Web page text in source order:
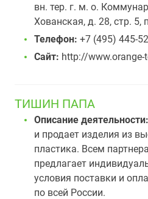
вн. тер. г. м. о.
Хованская, д. 28, стр.
Телефон: +7 (495) 445-
Сайт: http://www.orange-
ТИШИН ПАПА
Описание деятельности:
и продает изделия из
пластика. Всем
предлагает
условия поставки и
по всей России.